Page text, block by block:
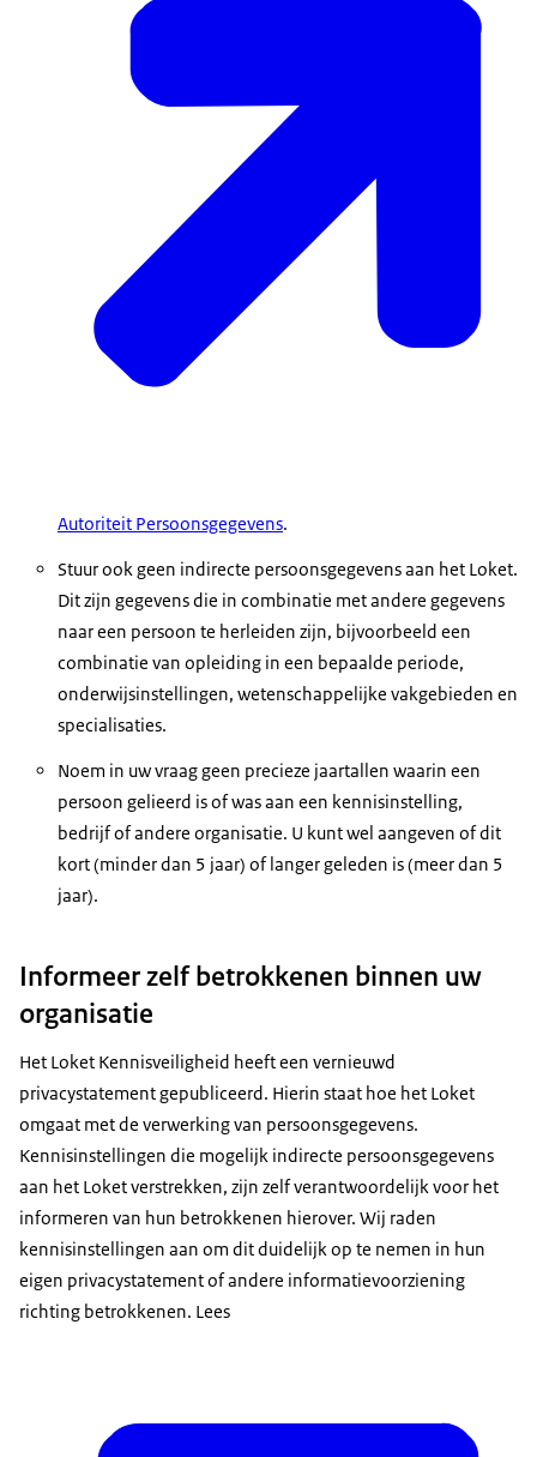
Autoriteit Persoonsgegevens.
Stuur ook geen indirecte persoonsgegevens aan het Loket.
Dit zijn gegevens die in combinatie met andere gegevens
naar een persoon te herleiden zijn, bijvoorbeeld een
combinatie van opleiding in een bepaalde periode,
onderwijsinstellingen, wetenschappelijke vakgebieden en
specialisaties.
Noem in uw vraag geen precieze jaartallen waarin een
persoon gelieerd is of was aan een kennisinstelling,
bedrijf of andere organisatie. U kunt wel aangeven of dit
kort (minder dan 5 jaar) of langer geleden is (meer dan 5
jaar).
Informeer zelf betrokkenen binnen uw
organisatie
Het Loket Kennisveiligheid heeft een vernieuwd
privacystatement gepubliceerd. Hierin staat hoe het Loket
omgaat met de verwerking van persoonsgegevens.
Kennisinstellingen die mogelijk indirecte persoonsgegevens
aan het Loket verstrekken, zijn zelf verantwoordelijk voor het
informeren van hun betrokkenen hierover. Wij raden
kennisinstellingen aan om dit duidelijk op te nemen in hun
eigen privacystatement of andere informatievoorziening
richting betrokkenen. Lees